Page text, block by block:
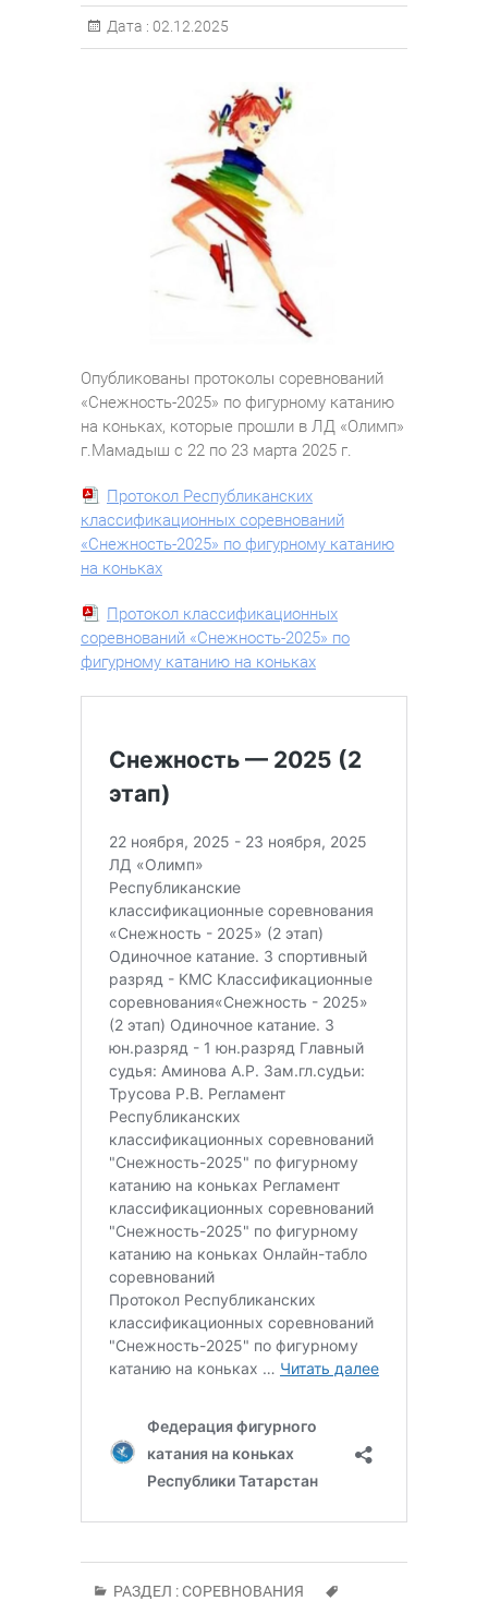
Дата : 02.12.2025
Опубликованы протоколы соревнований
«Снежность-2025» по фигурному катанию
на коньках, которые прошли в ЛД «Олимп»
г.Мамадыш с 22 по 23 марта 2025 г.
Протокол Республиканских
классификационных соревнований
«Снежность-2025» по фигурному катанию
на коньках
Протокол классификационных
соревнований «Снежность-2025» по
фигурному катанию на коньках
РАЗДЕЛ :СОРЕВНОВАНИЯ